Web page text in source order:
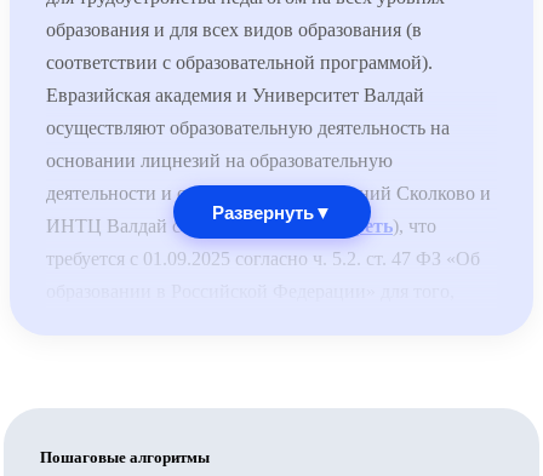
образования и для всех видов образования (в
соответствии с образовательной программой).
Евразийская академия и Университет Валдай
осуществляют образовательную деятельность на
основании лицнезий на образовательную
деятельности и специальных разрешений Сколково и
ИНТЦ Валдай соответственно ( смотреть), что
требуется с 01.09.2025 согласно ч. 5.2. ст. 47 ФЗ «Об
по общеобразовательным программам недостаточно,
Развернуть▼
Пошаговые алгоритмы